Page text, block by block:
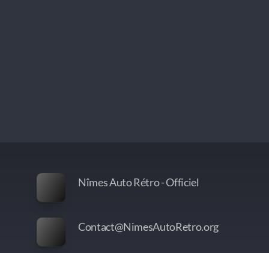
Nîmes Auto Rétro - Officiel
Contact@NimesAutoRetro.org